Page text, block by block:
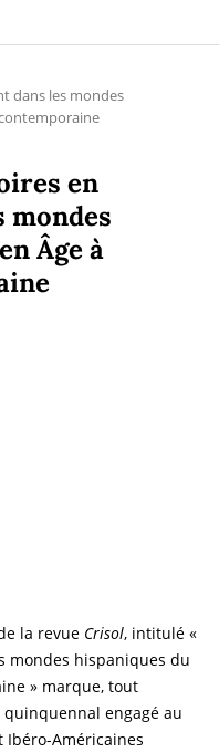
dans les mondes
en
mondes
Âge à
la revue Crisol, intitulé «
mondes hispaniques du
» marque, tout
quinquennal engagé au
Ibéro-Américaines